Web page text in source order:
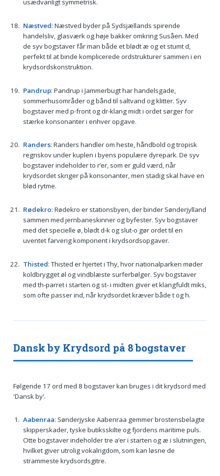
usædvanligt symmetrisk.
Næstved: Næstved byder på Sydsjællands spirende
handelsliv, glasværk og høje bakker omkring Susåen. Med
de syv bogstaver får man både et blødt æ og et stumt d,
perfekt til at binde komplicerede ordstrukturer sammen i en
krydsordskonstruktion.
Pandrup: Pandrup i Jammerbugt har handelsgade,
sommerhusområder og bånd til saltvand og klitter. Syv
bogstaver med p-front og dr-klang midt i ordet sørger for
stærke konsonanter i enhver opgave.
Randers: Randers handler om heste, håndbold og tropisk
regnskov under kuplen i byens populære dyrepark. De syv
bogstaver indeholder to r’er, som er guld værd, når
krydsordet skriger på konsonanter, men stadig skal have en
blød rytme.
Rødekro: Rødekro er stationsbyen, der binder Sønderjylland
sammen med jernbaneskinner og byfester. Syv bogstaver
med det specielle ø, blødt d-k og slut-o gør ordet til en
uventet farverig komponent i krydsordsopgaver.
Thisted: Thisted er hjertet i Thy, hvor nationalparken møder
koldbrygget øl og vindblæste surferbølger. Syv bogstaver
med th-parret i starten og st- i midten giver et klangfuldt miks,
som ofte passer ind, når krydsordet kræver både t og h.
Dansk by Krydsord på 8 bogstaver
Følgende 17 ord med 8 bogstaver kan bruges i dit krydsord med
'Dansk by'.
Aabenraa: Sønderjyske Aabenraa gemmer brostensbelagte
skipperskader, tyske butiksskilte og fjordens maritime puls.
Otte bogstaver indeholder tre a’er i starten og æ i slutningen,
hvilket giver utrolig vokalrigdom, som kan løsne de
strammeste krydsordsgitre.